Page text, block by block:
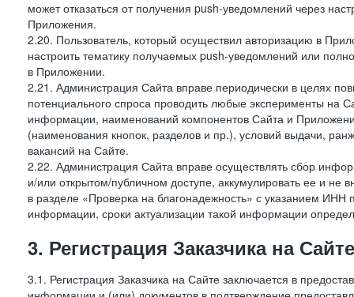
может отказаться от получения push-уведомлений через
Приложения.
2.20. Пользователь, который осуществил авторизацию в
настроить тематику получаемых push-уведомлений или
в Приложении.
2.21. Администрация Сайта вправе периодически в целях
потенциального спроса проводить любые эксперименты на
информации, наименований компонентов Сайта и
(наименования кнопок, разделов и пр.), условий выдачи,
вакансий на Сайте.
2.22. Администрация Сайта вправе осуществлять сбор
и/или открытом/публичном доступе, аккумулировать ее и не
в разделе «Проверка на благонадежность» с указанием
информации, сроки актуализации такой информации
3. Регистрация Заказчика на Сайте
3.1. Регистрация Заказчика на Сайте заключается в